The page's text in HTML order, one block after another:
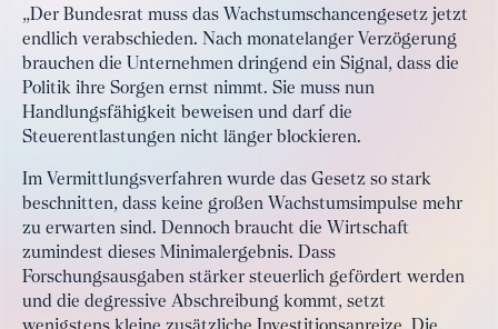
„Der Bundesrat muss das Wachstumschancengesetz jetzt
endlich verabschieden. Nach monatelanger Verzögerung
brauchen die Unternehmen dringend ein Signal, dass die
Politik ihre Sorgen ernst nimmt. Sie muss nun
Handlungsfähigkeit beweisen und darf die
Steuerentlastungen nicht länger blockieren.
Im Vermittlungsverfahren wurde das Gesetz so stark
beschnitten, dass keine großen Wachstumsimpulse mehr
zu erwarten sind. Dennoch braucht die Wirtschaft
zumindest dieses Minimalergebnis. Dass
Forschungsausgaben stärker steuerlich gefördert werden
und die degressive Abschreibung kommt, setzt